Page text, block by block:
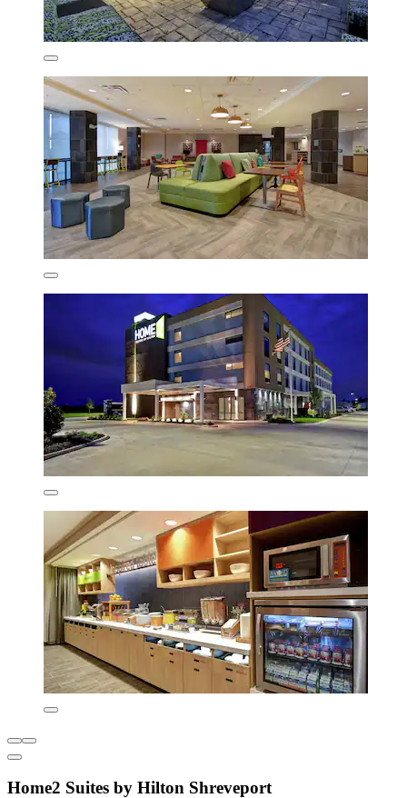
Home2 Suites by Hilton Shreveport